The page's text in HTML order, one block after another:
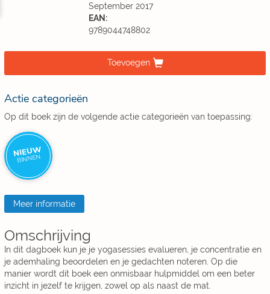
September 2017
EAN:
9789044748802
Toevoegen
Actie categorieën
Op dit boek zijn de volgende actie categorieën van toepassing:
NIEUW
BINNEN
Meer informatie
Omschrijving
In dit dagboek kun je je yogasessies evalueren, je concentratie en
je ademhaling beoordelen en je gedachten noteren. Op die
manier wordt dit boek een onmisbaar hulpmiddel om een beter
inzicht in jezelf te krijgen, zowel op als naast de mat.